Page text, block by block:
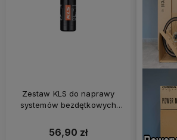
Zestaw KLS do naprawy
systemów bezdętkowych
56,90 zł